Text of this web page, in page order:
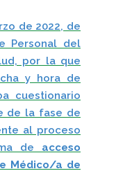
de 2022, de
Personal del
por la que
y hora de
cuestionario
de la fase de
al proceso
de acceso
Médico/a de